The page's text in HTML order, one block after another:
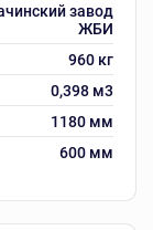
завод
ЖБИ
960 кг
0,398 м3
1180 мм
600 мм